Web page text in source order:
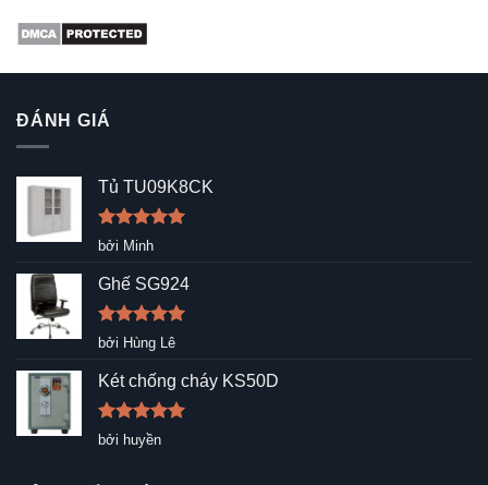
ĐÁNH GIÁ
Tủ TU09K8CK
Được xếp
sao
bởi Minh
Ghế SG924
Được xếp
5
sao
bởi Hùng Lê
Két chống cháy KS50D
Được xếp
hạng5
bởi huyền